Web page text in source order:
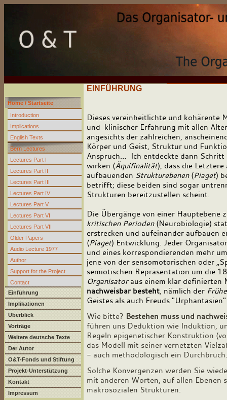
Home / Startseite
Introduction
Implications
English Texts
Bern Lectures
Lectures Part I
Lectures Part II
Lectures Part III
Lectures Part IV
Lectures Part V
Lectures Part VI
Lectures Part VII
Older Papers
Audio Lecture 1977
Author
Support for the Project
Contact
Einführung
Implikationen
Überblick
Vorträge
Weitere deutsche Texte
Der Autor
O&T-Fonds und Stiftung
Projekt-Unterstützung
Kontakt
Impressum
EINFÜHRUNG
Dieses vereinheitlichte und kohärente
und klinischer Erfahrung mit allen
angesichts der zahlreichen,
Körper und Geist, Struktur und
Anspruch… Ich entdeckte dann Schritt
wirken (Äquifinalität), dass die
aufbauenden Strukturebenen(Piaget)
betrifft; diese beiden sind sogar
Strukturen bereitzustellen scheint.
Die Übergänge von einer
kritischen Perioden(Neurobiologie)
erstrecken und aufeinander aufbauen
(Piaget) Entwicklung. Jeder
und eines korrespondierenden mehr
jene von der sensomotorischen oder
semiotischen Repräsentation um die
Organisatoraus einem klar definierten
nachweisbar besteht, nämlich der
Geistes als auch Freuds
Wie bitte? Bestehen muss und
führen uns Deduktion wie Induktion,
Regeln epigenetischer Konstruktion
das Modell mit seiner vernetzten
- auch methodologisch ein Durchbruch.
Solche Konvergenzen werden Sie
mit anderen Worten, auf allen
makrosozialen Strukturen.